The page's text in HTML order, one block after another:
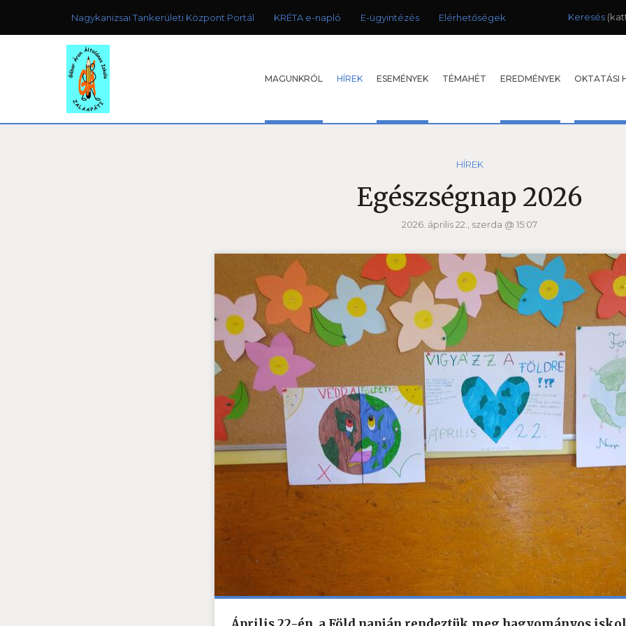
Nagykanizsai Tankerületi Központ Portál KRÉTA e-napló E-ügyintézés Elérhetőségek Keresés
MAGUNKRÓL HÍREK ESEMÉNYEK TÉMAHÉT EREDMÉNYEK OKTATÁSI
HÍREK
Egészségnap 2026
2026. április 22., szerda @ 15:07